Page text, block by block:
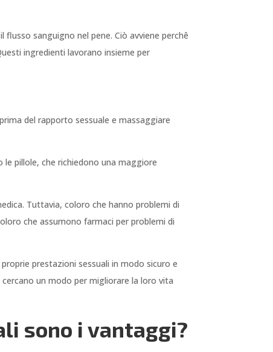
flusso sanguigno nel pene. Ciò avviene perchê
ingredienti lavorano insieme per
del rapporto sessuale e massaggiare
pillole, che richiedono una maggiore
Tuttavia, coloro che hanno problemi di
che assumono farmaci per problemi di
prestazioni sessuali in modo sicuro e
un modo per migliorare la loro vita
sono i vantaggi?